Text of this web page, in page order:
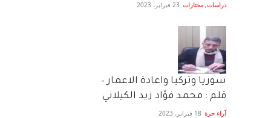
دراسات, مختارات 23 فبراير، 2023
سوريا وتركيا واعادة الاعمار –
قلم : محمد فؤاد زيد الكيلاني
آراء حرة 18 فبراير، 2023